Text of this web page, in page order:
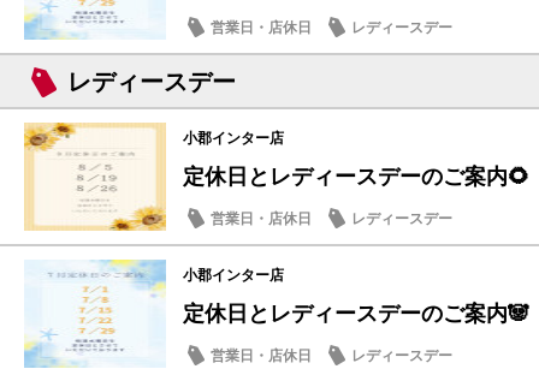
営業日・店休日 レディースデー
レディースデー
小郡インター店
定休日とレディースデーのご案内🌻
営業日・店休日 レディースデー
小郡インター店
定休日とレディースデーのご案内🐼
営業日・店休日 レディースデー